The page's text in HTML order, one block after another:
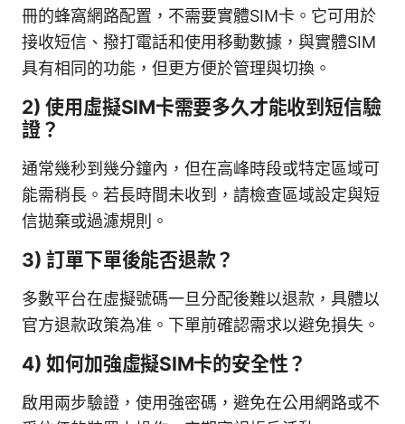
冊的蜂窩網路配置，不需要實體SIM卡。它可用於
接收短信、撥打電話和使用移動數據，與實體SIM
具有相同的功能，但更方便於管理與切換。
2) 使用虛擬SIM卡需要多久才能收到短信驗
證？
通常幾秒到幾分鐘內，但在高峰時段或特定區域可
能需稍長。若長時間未收到，請檢查區域設定與短
信拋棄或過濾規則。
3) 訂單下單後能否退款？
多數平台在虛擬號碼一旦分配後難以退款，具體以
官方退款政策為准。下單前確認需求以避免損失。
4) 如何加強虛擬SIM卡的安全性？
啟用兩步驗證，使用強密碼，避免在公用網路或不